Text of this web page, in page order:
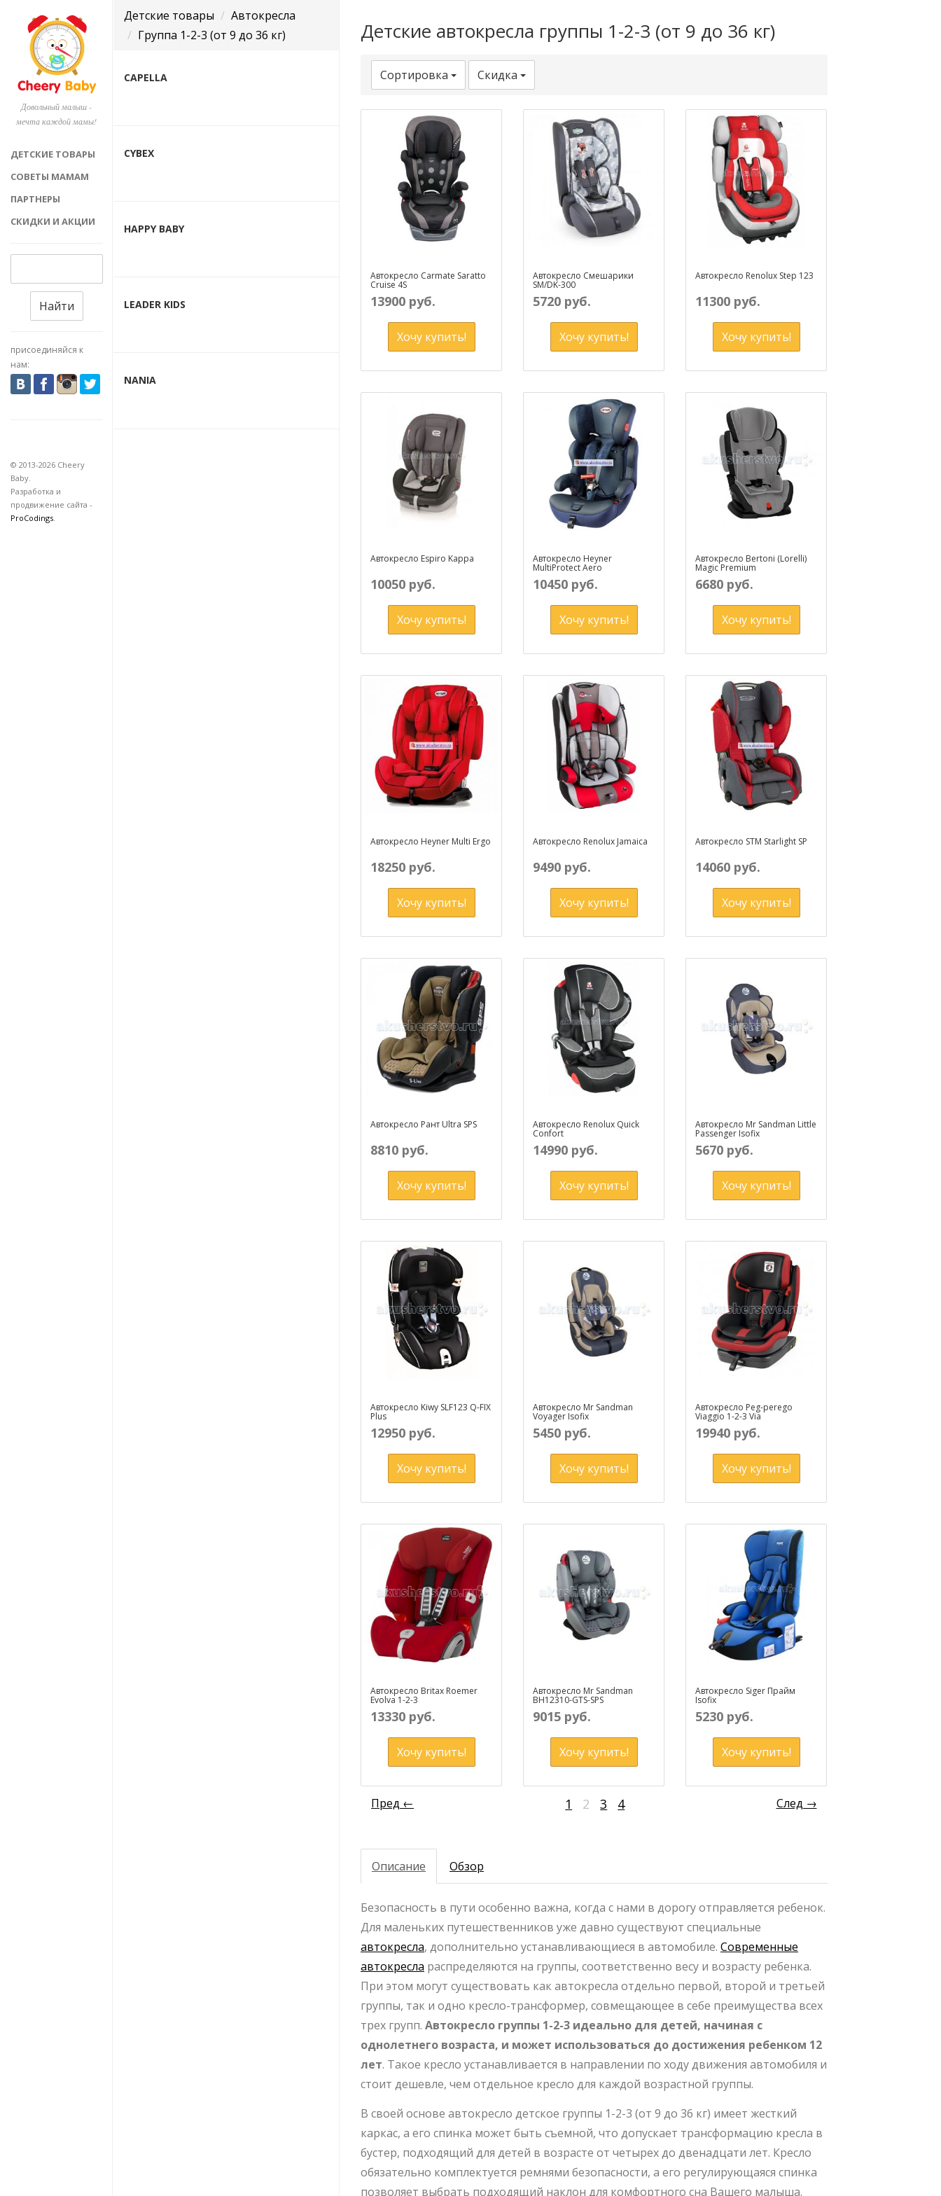
Довольный малыш -
мечта каждой мамы!
ДЕТСКИЕ ТОВАРЫ
СОВЕТЫ МАМАМ
ПАРТНЕРЫ
СКИДКИ И АКЦИИ
Найти
присоединяйся к
нам:
© 2013-2026 Cheery
Baby.
Разработка и
продвижение сайта -
ProCodings.
Детские товары
Автокресла
Группа 1-2-3 (от 9 до 36 кг)
CAPELLA
CYBEX
HAPPY BABY
LEADER KIDS
NANIA
Детские автокресла группы 1-2-3 (от 9 до 36 кг)
Сортировка Скидка
Автокресло Carmate Saratto
Cruise 4S
13900 руб.
Хочу купить!
Автокресло Смешарики
SM/DK-300
5720 руб.
Хочу купить!
Автокресло Renolux Step 123
11300 руб.
Хочу купить!
Автокресло Espiro Kappa
10050 руб.
Хочу купить!
Автокресло Heyner
MultiProtect Aero
10450 руб.
Хочу купить!
Автокресло Bertoni (Lorelli)
Magic Premium
6680 руб.
Хочу купить!
Автокресло Heyner Multi Ergo
18250 руб.
Хочу купить!
Автокресло Renolux Jamaica
9490 руб.
Хочу купить!
Автокресло STM Starlight SP
14060 руб.
Хочу купить!
Автокресло Рант Ultra SPS
8810 руб.
Хочу купить!
Автокресло Renolux Quick
Confort
14990 руб.
Хочу купить!
Автокресло Mr Sandman Little
Passenger Isofix
5670 руб.
Хочу купить!
Автокресло Kiwy SLF123 Q-FIX
Plus
12950 руб.
Хочу купить!
Автокресло Mr Sandman
Voyager Isofix
5450 руб.
Хочу купить!
Автокресло Peg-perego
Viaggio 1-2-3 Via
19940 руб.
Хочу купить!
Автокресло Britax Roemer
Evolva 1-2-3
13330 руб.
Хочу купить!
Автокресло Mr Sandman
BH12310-GTS-SPS
9015 руб.
Хочу купить!
Автокресло Siger Прайм
Isofix
5230 руб.
Хочу купить!
Пред ← 1 2 3 4 След →
Описание Обзор
Безопасность в пути особенно важна, когда с нами в дорогу отправляется ребенок.
Для маленьких путешественников уже давно существуют специальные
автокресла, дополнительно устанавливающиеся в автомобиле. Современные
автокресла распределяются на группы, соответственно весу и возрасту ребенка.
При этом могут существовать как автокресла отдельно первой, второй и третьей
группы, так и одно кресло-трансформер, совмещающее в себе преимущества всех
трех групп. Автокресло группы 1-2-3 идеально для детей, начиная с
однолетнего возраста, и может использоваться до достижения ребенком 12
лет. Такое кресло устанавливается в направлении по ходу движения автомобиля и
стоит дешевле, чем отдельное кресло для каждой возрастной группы.
В своей основе автокресло детское группы 1-2-3 (от 9 до 36 кг) имеет жесткий
каркас, а его спинка может быть съемной, что допускает трансформацию кресла в
бустер, подходящий для детей в возрасте от четырех до двенадцати лет. Кресло
обязательно комплектуется ремнями безопасности, а его регулирующаяся спинка
позволяет выбрать подходящий наклон для комфортного сна Вашего малыша.